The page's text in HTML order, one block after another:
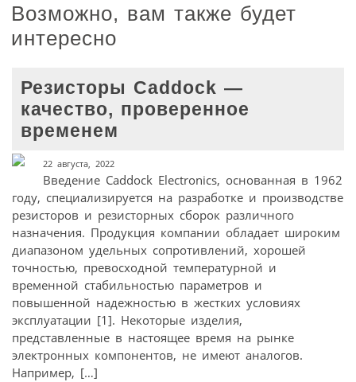
Возможно, вам также будет
интересно
Резисторы Caddock —
качество, проверенное
временем
22 августа, 2022
Введение Caddock Electronics, основанная в 1962
году, специализируется на разработке и производстве
резисторов и резисторных сборок различного
назначения. Продукция компании обладает широким
диапазоном удельных сопротивлений, хорошей
точностью, превосходной температурной и
временной стабильностью параметров и
повышенной надежностью в жестких условиях
эксплуатации [1]. Некоторые изделия,
представленные в настоящее время на рынке
электронных компонентов, не имеют аналогов.
Например, […]